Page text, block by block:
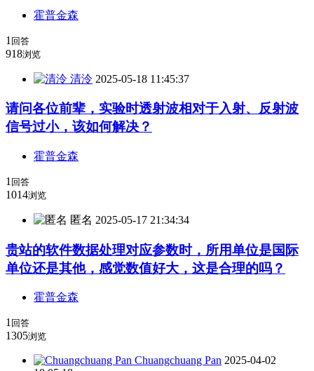
霍普金森
1 回答
918浏览
清泠 2025-05-18 11:45:37
请问各位前辈，实验时透射波相对于入射、反射波
信号过小，该如何解决？
霍普金森
1 回答
1014浏览
匿名 2025-05-17 21:34:34
贵站的软件数据处理对应参数时，所用单位是国际
单位还是其他，感觉数值好大，这是合理的吗？
霍普金森
1 回答
1305浏览
Chuangchuang Pan 2025-04-02